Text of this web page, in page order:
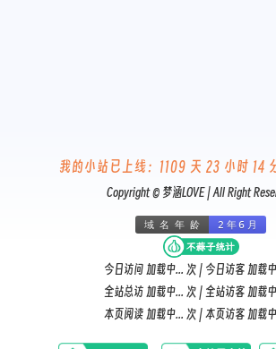
我的小站已上线： 1109 天 23 小时 14
Copyright © 梦涵LOVE| All Right
今日访问加载中... 次 | 今日访客加载
全站总访加载中... 次 | 全站访客加载
本页阅读加载中... 次 | 本页访客加载